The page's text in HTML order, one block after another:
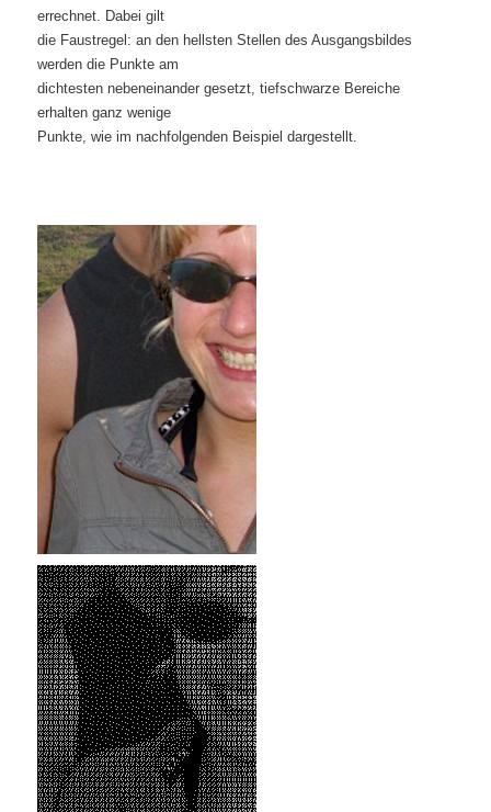
errechnet. Dabei gilt
die Faustregel: an den hellsten Stellen des Ausgangsbildes
werden die Punkte am
dichtesten nebeneinander gesetzt, tiefschwarze Bereiche
erhalten ganz wenige
Punkte, wie im nachfolgenden Beispiel dargestellt.